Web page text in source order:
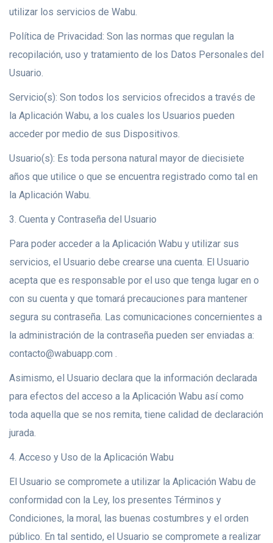
utilizar los servicios de Wabu.
Política de Privacidad: Son las normas que regulan la
recopilación, uso y tratamiento de los Datos Personales del
Usuario.
Servicio(s): Son todos los servicios ofrecidos a través de
la Aplicación Wabu, a los cuales los Usuarios pueden
acceder por medio de sus Dispositivos.
Usuario(s): Es toda persona natural mayor de diecisiete
años que utilice o que se encuentra registrado como tal en
la Aplicación Wabu.
3. Cuenta y Contraseña del Usuario
Para poder acceder a la Aplicación Wabu y utilizar sus
servicios, el Usuario debe crearse una cuenta. El Usuario
acepta que es responsable por el uso que tenga lugar en o
con su cuenta y que tomará precauciones para mantener
segura su contraseña. Las comunicaciones concernientes a
la administración de la contraseña pueden ser enviadas a:
contacto@wabuapp.com .
Asimismo, el Usuario declara que la información declarada
para efectos del acceso a la Aplicación Wabu así como
toda aquella que se nos remita, tiene calidad de declaración
jurada.
4. Acceso y Uso de la Aplicación Wabu
El Usuario se compromete a utilizar la Aplicación Wabu de
conformidad con la Ley, los presentes Términos y
Condiciones, la moral, las buenas costumbres y el orden
público. En tal sentido, el Usuario se compromete a realizar